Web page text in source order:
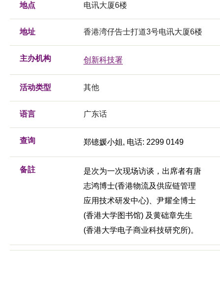
地点 电讯大厦6楼
地址 香港湾仔告士打道3号电讯大厦6楼
主办机构 创新科技署
活动类型 其他
语言 广东话
查询 郑镱媛小姐, 电话: 2299 0149
备註
是次为一次现场访谈，出席者有唐
志鸿博士(香港物流及供应链管理
应用技术研发中心)、尹耀全博士
(香港大学图书馆) 及黄础章先生
(香港大学电子商业科技研究所)。